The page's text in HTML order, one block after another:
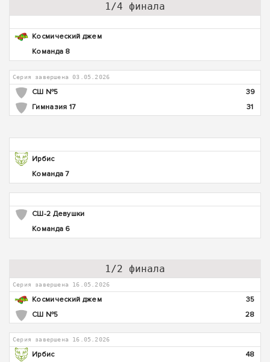
1/4 финала
Космический джем
Команда 8
Серия завершена 03.05.2026
СШ №5
39
Гимназия 17
31
Ирбис
Команда 7
СШ-2 Девушки
Команда 6
1/2 финала
Серия завершена 16.05.2026
Космический джем
35
СШ №5
28
Серия завершена 16.05.2026
Ирбис
48